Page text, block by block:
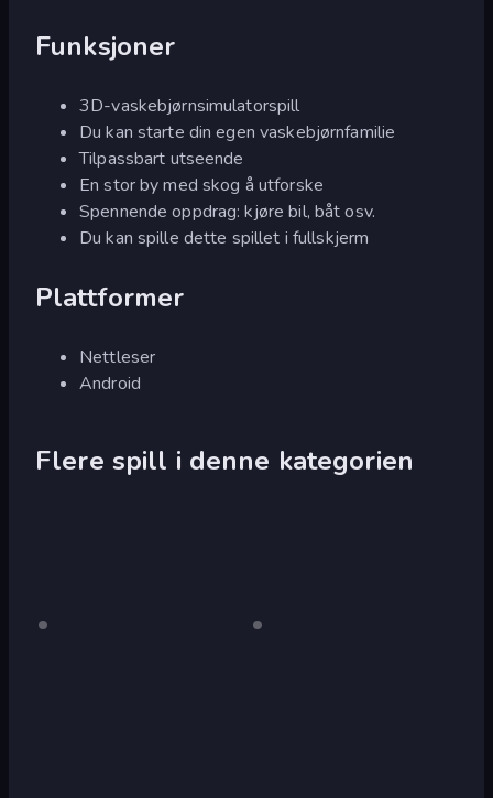
Funksjoner
3D-vaskebjørnsimulatorspill
Du kan starte din egen vaskebjørnfamilie
Tilpassbart utseende
En stor by med skog å utforske
Spennende oppdrag: kjøre bil, båt osv.
Du kan spille dette spillet i fullskjerm
Plattformer
Nettleser
Android
Flere spill i denne kategorien
Crazy
Kun
Fox
Kun